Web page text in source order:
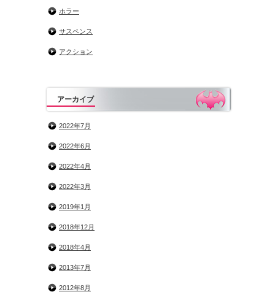
ホラー
サスペンス
アクション
アーカイブ
2022年7月
2022年6月
2022年4月
2022年3月
2019年1月
2018年12月
2018年4月
2013年7月
2012年8月